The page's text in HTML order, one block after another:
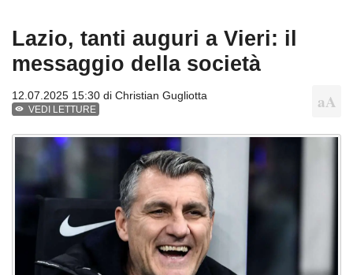
Lazio, tanti auguri a Vieri: il
messaggio della società
12.07.2025 15:30 di Christian Gugliotta
VEDI LETTURE